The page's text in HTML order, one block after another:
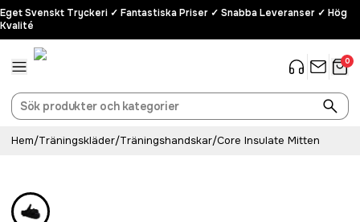
Eget Svenskt Tryckeri ✓ Fantastiska Priser ✓ Snabba Leveranser ✓ Hög
Kvalité
0
Hem/Träningskläder/Träningshandskar/Core Insulate Mitten